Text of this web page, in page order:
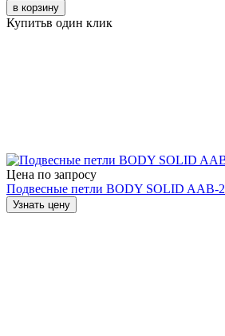
в корзину
Купитьв один клик
Цена по запросу
Подвесные петли BODY SOLID AAB-2
Узнать цену